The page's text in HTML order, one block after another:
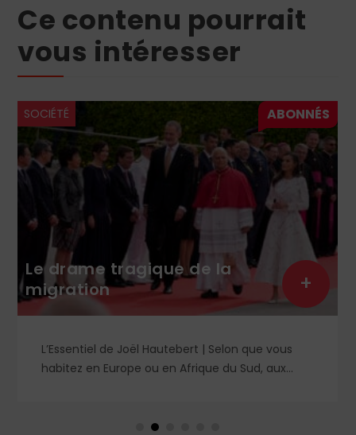
Ce contenu pourrait
vous intéresser
SOCIÉTÉ
Le nivellement de la
pensée sous la bienveillante
férule de l’Arcom
Que prévoit le projet stratégique 2026-2028 de
l’Arcom ? Derrière des objectifs formulés dans le
un système liberticide de surveillance et de
+